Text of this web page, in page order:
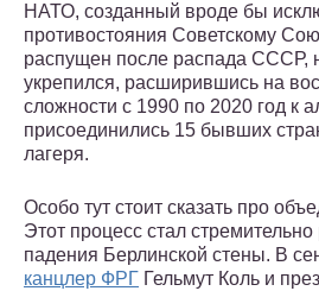
НАТО, созданный вроде бы
противостояния Советскому
распущен после распада СССР,
укрепился, расширившись на
сложности с 1990 по 2020 год к
присоединились 15 бывших
лагеря.
Особо тут стоит сказать про
Этот процесс стал
падения Берлинской стены. В
канцлер ФРГ Гельмут Коль и